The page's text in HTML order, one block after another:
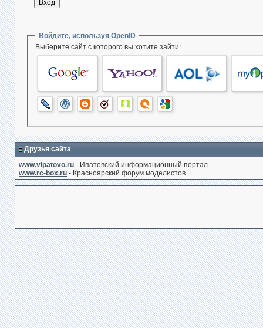
Войдите, используя OpenID
Выберите сайт с которого вы хотите зайти:
Друзья сайта
www.vipatovo.ru - Ипатовский информационный портал
www.rc-box.ru - Красноярский форум моделистов.